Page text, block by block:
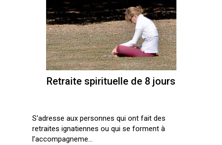
Retraite spirituelle de 8 jours
S'adresse aux personnes qui ont fait des
retraites ignatiennes ou qui se forment à
l’accompagneme...